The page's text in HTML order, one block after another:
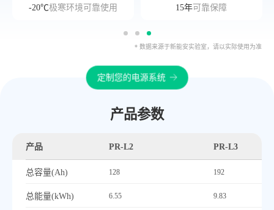
-20℃极寒环境可靠使用
15年可靠保障
* 数据来源于新能安实验室，请以实际使用为准
定制您的电源系统
产品参数
产品 PR-L2 PR-L3
总容量(Ah) 128 192
总能量(kWh) 6.55 9.83